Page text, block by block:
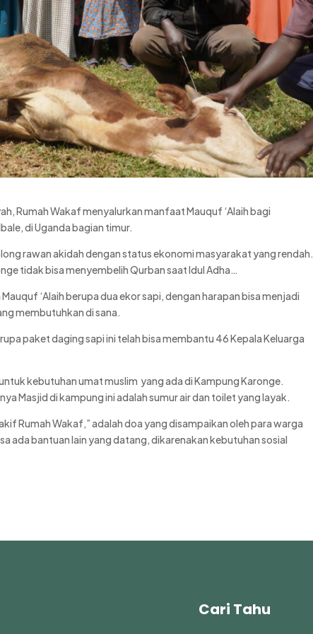
Rumah Wakaf menyalurkan manfaat Mauquf ‘Alaih bagi
di Uganda bagian timur.
rawan akidah dengan status ekonomi masyarakat yang rendah.
tidak bisa menyembelih Qurban saat Idul Adha…
‘Alaih berupa dua ekor sapi, dengan harapan bisa menjadi
membutuhkan di sana.
paket daging sapi ini telah bisa membantu 46 Kepala Keluarga
kebutuhan umat muslim yang ada di Kampung Karonge.
Masjid di kampung ini adalah sumur air dan toilet yang layak.
Rumah Wakaf,” adalah doa yang disampaikan oleh para warga
ada bantuan lain yang datang, dikarenakan kebutuhan sosial
Cari Tahu